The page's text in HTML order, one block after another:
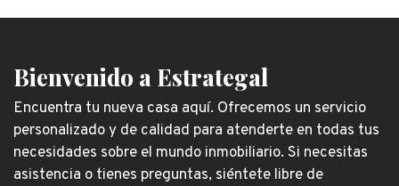
Bienvenido a Estrategal
Encuentra tu nueva casa aquí. Ofrecemos un servicio
personalizado y de calidad para atenderte en todas tus
necesidades sobre el mundo inmobiliario. Si necesitas
asistencia o tienes preguntas, siéntete libre de